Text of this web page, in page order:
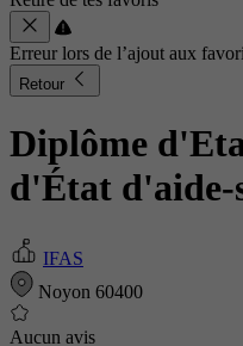
Erreur lors de l’ajout aux
Retour
Diplôme
d'État d'aide-
IFAS
Noyon 60400
Aucun avis